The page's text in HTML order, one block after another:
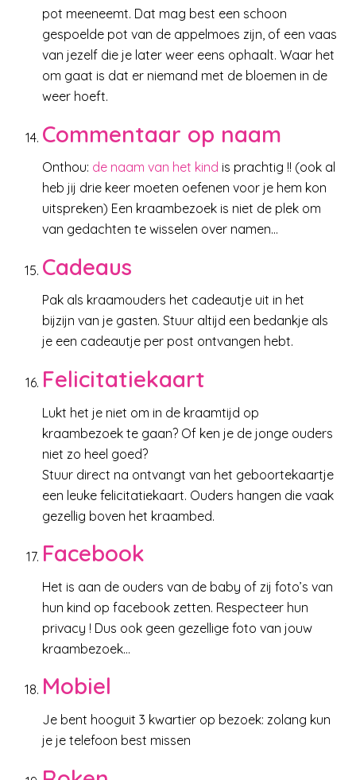
pot meeneemt. Dat mag best een schoon
gespoelde pot van de appelmoes zijn, of een vaas
van jezelf die je later weer eens ophaalt. Waar het
om gaat is dat er niemand met de bloemen in de
weer hoeft.
Commentaar op naam
Onthou: de naam van het kind is prachtig !! (ook al
heb jij drie keer moeten oefenen voor je hem kon
uitspreken) Een kraambezoek is niet de plek om
van gedachten te wisselen over namen…
Cadeaus
Pak als kraamouders het cadeautje uit in het
bijzijn van je gasten. Stuur altijd een bedankje als
je een cadeautje per post ontvangen hebt.
Felicitatiekaart
Lukt het je niet om in de kraamtijd op
kraambezoek te gaan? Of ken je de jonge ouders
niet zo heel goed?
Stuur direct na ontvangt van het geboortekaartje
een leuke felicitatiekaart. Ouders hangen die vaak
gezellig boven het kraambed.
Facebook
Het is aan de ouders van de baby of zij foto’s van
hun kind op facebook zetten. Respecteer hun
privacy ! Dus ook geen gezellige foto van jouw
kraambezoek…
Mobiel
Je bent hooguit 3 kwartier op bezoek: zolang kun
je je telefoon best missen